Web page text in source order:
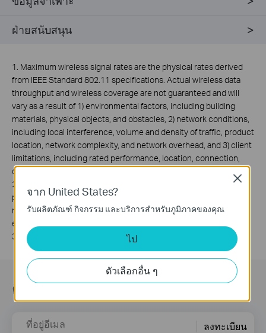
ฝ่ายสนับสนุน
1. Maximum wireless signal rates are the physical rates derived
from IEEE Standard 802.11 specifications. Actual wireless data
throughput and wireless coverage are not guaranteed and will
vary as a result of 1) environmental factors, including building
materials, physical objects, and obstacles, 2) network conditions,
including local interference, volume and density of traffic, product
location, network complexity, and network overhead, and 3) client
limitations, including rated performance, location, connection,
quality, and client condition.
2. Actual network speed may be limited by the rate of the
product's Ethernet WAN or LAN port, the rate supported by the
network cable, Internet service provider factors and other
environmental conditions.
3.Use of WPA3 requires clients to also support WPA3.
ติดตามข้อมูลข่าวสาร
ที่อยู่อีเมล ลงทะเบียน
จาก United States?
รับผลิตภัณฑ์ กิจกรรม และบริการสำหรับภูมิภาคของคุณ
ไป
ตัวเลือกอื่น ๆ
Close